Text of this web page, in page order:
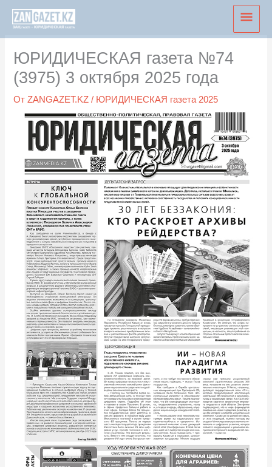
Перейти
содержимому
ЮРИДИЧЕСКАЯ газета №74
(3975) 3 октября 2025 года
ОтZANGAZET.KZ/ ЮРИДИЧЕСКАЯ газета 2025